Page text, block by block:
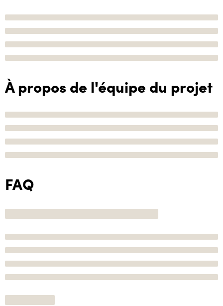
À propos de l'équipe du projet
FAQ